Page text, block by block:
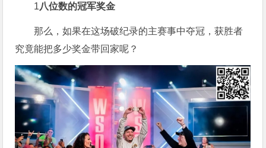
1八位数的冠军奖金
那么，如果在这场破纪录的主赛事中夺冠，获胜者
究竟能把多少奖金带回家呢？